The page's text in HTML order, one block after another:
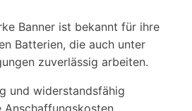
Banner ist bekannt für ihre
Batterien, die auch unter
zuverlässig arbeiten.
und widerstandsfähig